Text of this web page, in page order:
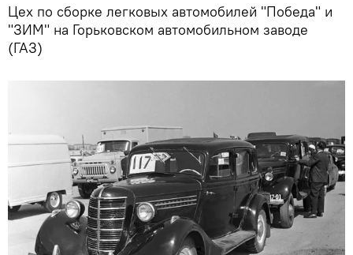
Цех по сборке легковых автомобилей "Победа" и
"ЗИМ" на Горьковском автомобильном заводе
(ГАЗ)